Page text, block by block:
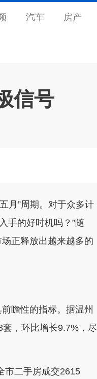
汽车 房产
信号
月”周期。对于众多计
手的好时机吗？”随
正释放出越来越多的
瞻性的指标。据温州
，环比增长9.7%，尽
二手房成交2615